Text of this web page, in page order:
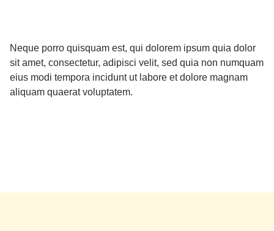
Neque porro quisquam est, qui dolorem ipsum quia dolor
sit amet, consectetur, adipisci velit, sed quia non numquam
eius modi tempora incidunt ut labore et dolore magnam
aliquam quaerat voluptatem.